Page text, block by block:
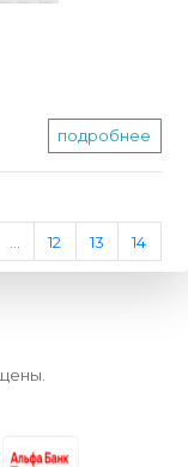
подробнее
12 13 14